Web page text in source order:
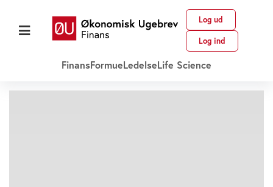
Log ud
Log ind
FinansFormueLedelseLife Science